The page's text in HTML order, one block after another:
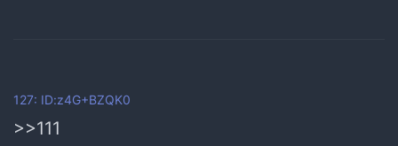
127: ID:z4G+BZQK0
>>111